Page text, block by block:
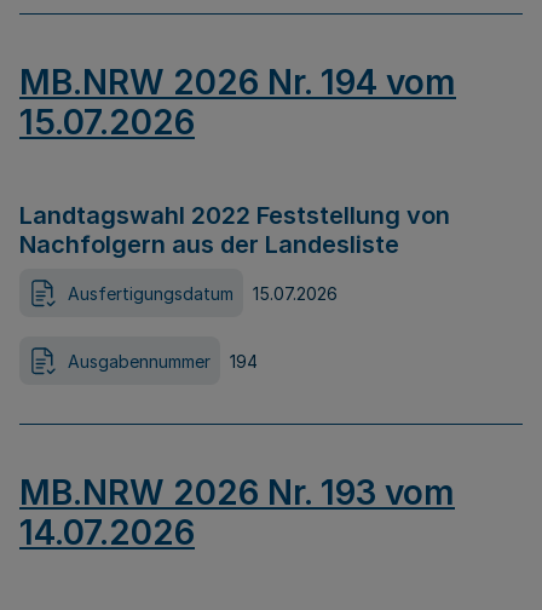
MB.NRW 2026 Nr. 194 vom
15.07.2026
Landtagswahl 2022 Feststellung von
Nachfolgern aus der Landesliste
Ausfertigungsdatum 15.07.2026
Ausgabennummer 194
MB.NRW 2026 Nr. 193 vom
14.07.2026